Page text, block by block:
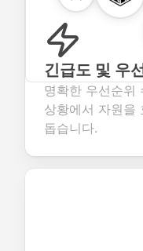
긴급도 및 우
명확한 우선순위
상황에서 자원을
돕습니다.